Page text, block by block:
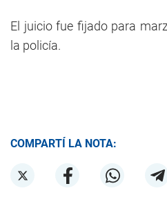
El juicio fue fijado para
la policía.
COMPARTÍ LA NOTA: